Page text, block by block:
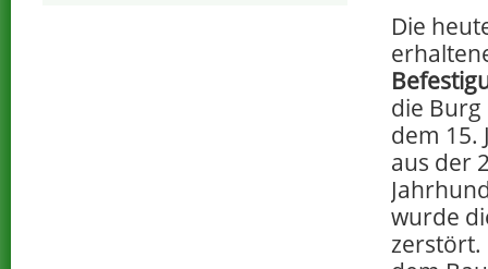
Die
die
dem 15.
aus der
wurde
zerstört.